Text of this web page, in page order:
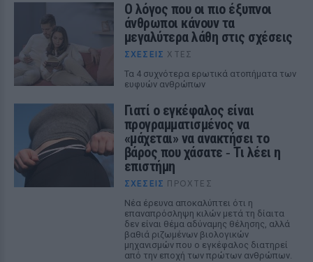
Ο λόγος που οι πιο έξυπνοι
άνθρωποι κάνουν τα
μεγαλύτερα λάθη στις σχέσεις
ΣΧΈΣΕΙΣ ΧΤΕΣ
Τα 4 συχνότερα ερωτικά ατοπήματα των
ευφυών ανθρώπων
Γιατί ο εγκέφαλος είναι
προγραμματισμένος να
«μάχεται» να ανακτήσει το
βάρος που χάσατε ‑ Τι λέει η
επιστήμη
ΣΧΈΣΕΙΣ ΠΡΟΧΤΈΣ
Νέα έρευνα αποκαλύπτει ότι η
επαναπρόσληψη κιλών μετά τη δίαιτα
δεν είναι θέμα αδύναμης θέλησης, αλλά
βαθιά ριζωμένων βιολογικών
μηχανισμών που ο εγκέφαλος διατηρεί
από την εποχή των πρώτων ανθρώπων.